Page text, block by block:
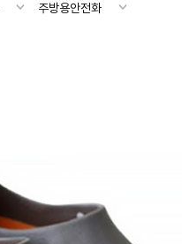
주방용안전화